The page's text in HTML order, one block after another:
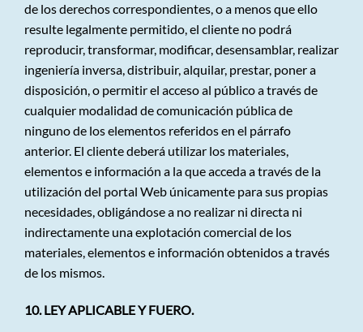
de los derechos correspondientes, o a menos que ello
resulte legalmente permitido, el cliente no podrá
reproducir, transformar, modificar, desensamblar, realizar
ingeniería inversa, distribuir, alquilar, prestar, poner a
disposición, o permitir el acceso al público a través de
cualquier modalidad de comunicación pública de
ninguno de los elementos referidos en el párrafo
anterior. El cliente deberá utilizar los materiales,
elementos e información a la que acceda a través de la
utilización del portal Web únicamente para sus propias
necesidades, obligándose a no realizar ni directa ni
indirectamente una explotación comercial de los
materiales, elementos e información obtenidos a través
de los mismos.
10. LEY APLICABLE Y FUERO.